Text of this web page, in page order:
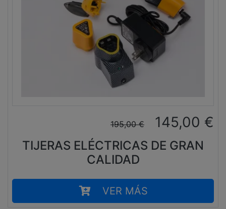
195,00 € 145,00 €
TIJERAS ELÉCTRICAS DE GRAN
CALIDAD
VER MÁS